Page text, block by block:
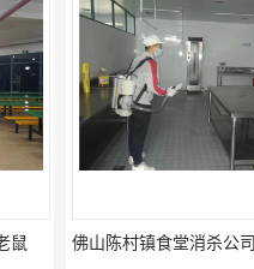
佛山南山镇食堂消杀 南